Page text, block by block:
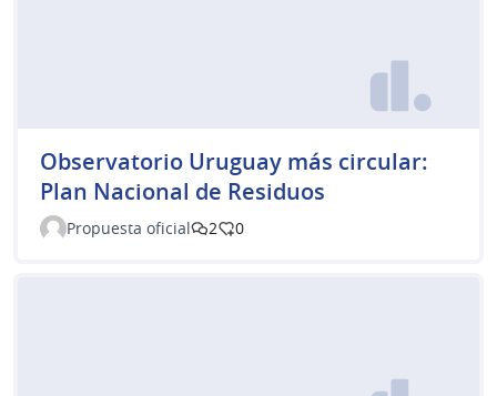
Observatorio Uruguay más circular:
Plan Nacional de Residuos
Propuesta oficial 2 0